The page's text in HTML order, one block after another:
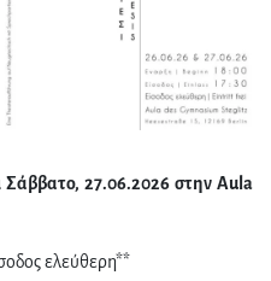
27.06.2026 στην Aula
ελεύθερη**